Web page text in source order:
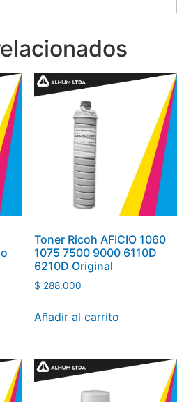
Toner Ricoh AFICIO 1060
1075 7500 9000 6110D
6210D Original
$ 288.000
Añadir al carrito